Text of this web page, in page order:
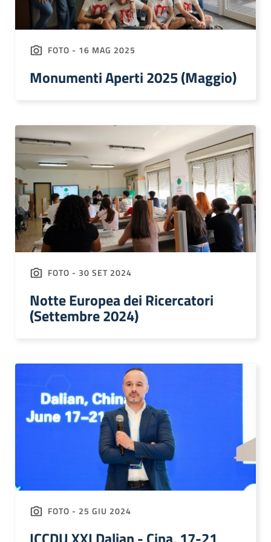
FOTO - 16 MAG 2025
Monumenti Aperti 2025 (Maggio)
FOTO - 30 SET 2024
Notte Europea dei Ricercatori
(Settembre 2024)
FOTO - 25 GIU 2024